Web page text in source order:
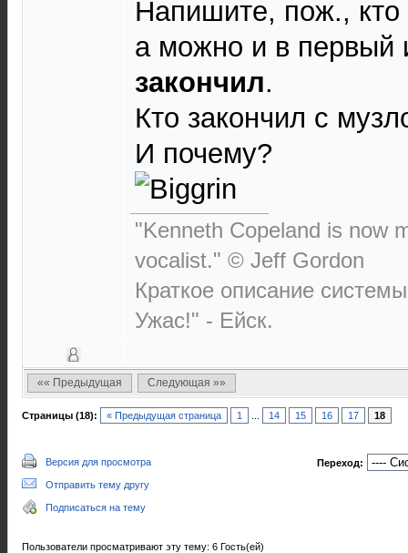
Напишите, пож., кто
а можно и в первый
закончил.
Кто закончил с
И почему?
"Kenneth Copeland is now
vocalist." © Jeff Gordon
Краткое описание
Ужас!" - Ейск.
«« Предыдущая Следующая »»
Страницы (18): « Предыдущая страница 1 14 15 16 17 18
Версия для просмотра
Отправить тему другу
Подписаться на тему
Переход:
Пользователи просматривают эту тему: 6 Гость(ей)